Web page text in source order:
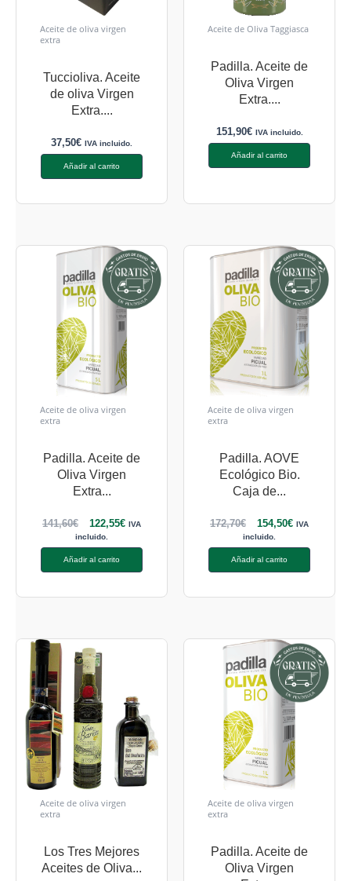
Aceite de oliva virgen
extra
Tuccioliva. Aceite
de oliva Virgen
Extra....
37,50€ IVA incluido.
Añadir al carrito
Aceite de Oliva Taggiasca
Padilla. Aceite de
Oliva Virgen
Extra....
151,90€ IVA incluido.
Añadir al carrito
Aceite de oliva virgen
extra
Padilla. Aceite de
Oliva Virgen
Extra...
141,60€ 122,55€ IVA
incluido.
Añadir al carrito
Aceite de oliva virgen
extra
Padilla. AOVE
Ecológico Bio.
Caja de...
172,70€ 154,50€ IVA
incluido.
Añadir al carrito
Aceite de oliva virgen
extra
Los Tres Mejores
Aceites de Oliva...
Aceite de oliva virgen
extra
Padilla. Aceite de
Oliva Virgen